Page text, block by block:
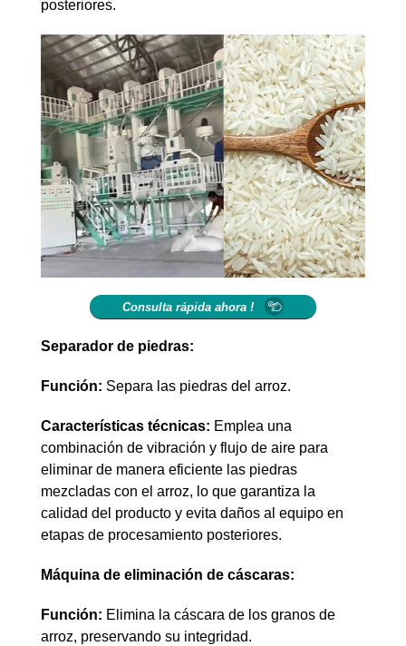
posteriores.
Consulta rápida ahora !
Separador de piedras:
Función: Separa las piedras del arroz.
Características técnicas: Emplea una
combinación de vibración y flujo de aire para
eliminar de manera eficiente las piedras
mezcladas con el arroz, lo que garantiza la
calidad del producto y evita daños al equipo en
etapas de procesamiento posteriores.
Máquina de eliminación de cáscaras:
Función: Elimina la cáscara de los granos de
arroz, preservando su integridad.